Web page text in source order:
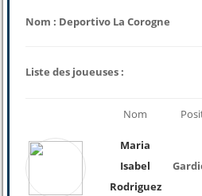
Nom : Deportivo La Corogne
Liste des joueuses :
Nom
Maria
Isabel
Rodriguez